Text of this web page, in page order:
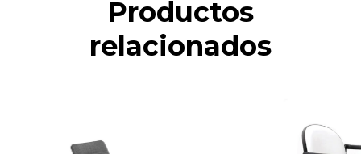
Productos
relacionados